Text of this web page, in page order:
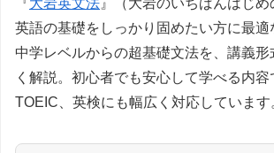
『大岩英文法 』（大岩のいちばんはじめ
英語の基礎をしっかり固めたい方に最適
中学レベルからの超基礎文法を、講義形
く解説。初心者でも安心して学べる内
TOEIC、英検にも幅広く対応しています